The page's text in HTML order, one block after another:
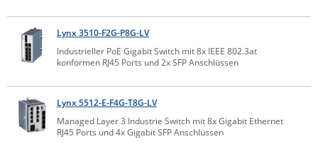
Lynx 3510-F2G-P8G-LV
Industrieller PoE Gigabit Switch mit 8x IEEE 802.3at
konformen RJ45 Ports und 2x SFP Anschlüssen
Lynx 5512-E-F4G-T8G-LV
Managed Layer 3 Industrie Switch mit 8x Gigabit Ethernet
RJ45 Ports und 4x Gigabit SFP Anschlüssen